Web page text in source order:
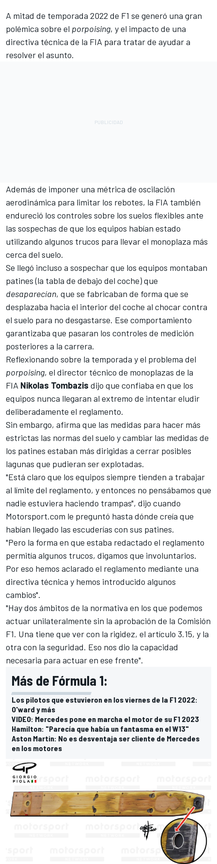
A mitad de temporada 2022 de F1 se generó una gran
polémica sobre el porpoising, y el impacto de una
directiva técnica de la FIA para tratar de ayudar a
resolver el asunto.
Además de imponer una métrica de oscilación
aerodinámica para limitar los rebotes, la FIA también
endureció los controles sobre los suelos flexibles ante
las sospechas de que los equipos habían estado
utilizando algunos trucos para llevar el monoplaza más
cerca del suelo.
Se llegó incluso a sospechar que los equipos montaban
patines (la tabla de debajo del coche) que
desaparecían, que se fabricaban de forma que se
desplazaba hacia el interior del coche al chocar contra
el suelo para no desgastarse. Ese comportamiento
garantizaba que pasaran los controles de medición
posteriores a la carrera.
Reflexionando sobre la temporada y el problema del
porpoising, el director técnico de monoplazas de la
FIA Nikolas Tombazis dijo que confiaba en que los
equipos nunca llegaran al extremo de intentar eludir
deliberadamente el reglamento.
Sin embargo, afirma que las medidas para hacer más
estrictas las normas del suelo y cambiar las medidas de
los patines estaban más dirigidas a cerrar posibles
lagunas que pudieran ser explotadas.
"Está claro que los equipos siempre tienden a trabajar
al límite del reglamento, y entonces no pensábamos que
nadie estuviera haciendo trampas", dijo cuando
Motorsport.com le preguntó hasta dónde creía que
habían llegado las escuderías con sus patines.
"Pero la forma en que estaba redactado el reglamento
permitía algunos trucos, digamos que involuntarios.
Por eso hemos aclarado el reglamento mediante una
directiva técnica y hemos introducido algunos
cambios".
"Hay dos ámbitos de la normativa en los que podemos
actuar unilateralmente sin la aprobación de la Comisión
F1. Una tiene que ver con la rigidez, el artículo 3.15, y la
otra con la seguridad. Eso nos dio la capacidad
necesaria para actuar en ese frente".
Más de Fórmula 1:
Los pilotos que estuvieron en los viernes de la F1 2022:
O'ward y más
VIDEO: Mercedes pone en marcha el motor de su F1 2023
Hamilton: "Parecía que había un fantasma en el W13"
Aston Martin: No es desventaja ser cliente de Mercedes
en los motores